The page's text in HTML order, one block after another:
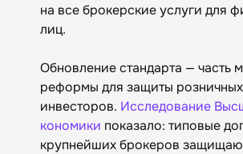
на все брокерские услуги для
лиц.
Обновление стандарта — часть
реформы для защиты розничных
инвесторов. Исследование
кономики показало: типовые
крупнейших брокеров